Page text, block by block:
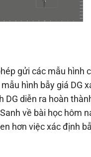
gửi các mẫu hình
hình bẫy giá DG
DG diễn ra hoàn
về bài học hôm
hơn việc xác định
xem